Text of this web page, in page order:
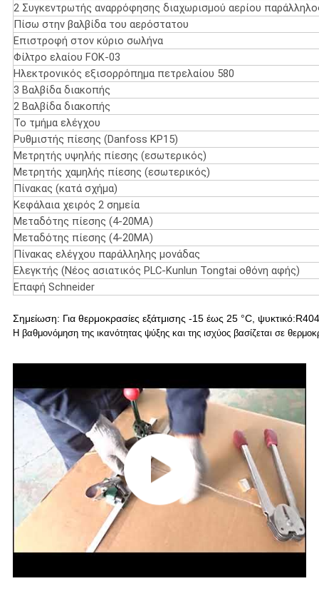
2 Συγκεντρωτής αναρρόφησης διαχωρισμού αερίου
Πίσω στην βαλβίδα του αερόστατου
Επιστροφή στον κύριο σωλήνα
Φίλτρο ελαίου FOK-03
Ηλεκτρονικός εξισορρόπημα πετρελαίου 580
3 Βαλβίδα διακοπής
2 Βαλβίδα διακοπής
Το τμήμα ελέγχου
Ρυθμιστής πίεσης (Danfoss KP15)
Μετρητής υψηλής πίεσης (εσωτερικός)
Μετρητής χαμηλής πίεσης (εσωτερικός)
Πίνακας (κατά σχήμα)
Κεφάλαια χειρός 2 σημεία
Μεταδότης πίεσης (4-20MA)
Μεταδότης πίεσης (4-20MA)
Πίνακας ελέγχου παράλληλης μονάδας
Ελεγκτής (Νέος ασιατικός PLC-Kunlun Tongtai οθόνη αφής)
Επαφή Schneider
Σημείωση: Για θερμοκρασίες εξάτμισης -15 έως 25 °C,
Η βαθμονόμηση της ικανότητας ψύξης και της ισχύος βασίζεται σε